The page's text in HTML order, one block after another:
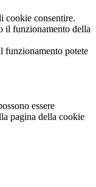
cookie consentire.
il funzionamento della
funzionamento potete
essere
pagina della cookie